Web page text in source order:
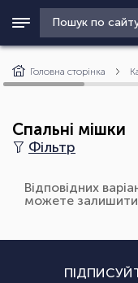
Головна сторінка
Спальні мішки
Фільтр
Відповідних
можете залишити